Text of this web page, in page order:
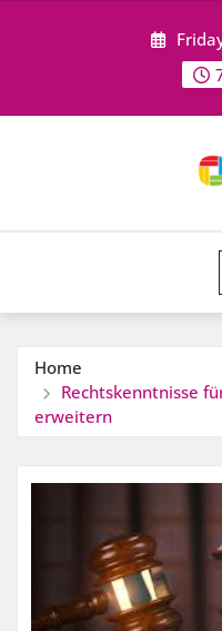
Home
Rechtskenntnisse
erweitern